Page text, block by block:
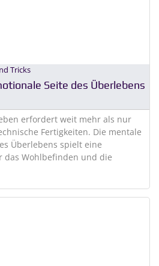
Tricks
Seite des Überlebens
erfordert weit mehr als nur
Fertigkeiten. Die mentale
Überlebens spielt eine
das Wohlbefinden und die